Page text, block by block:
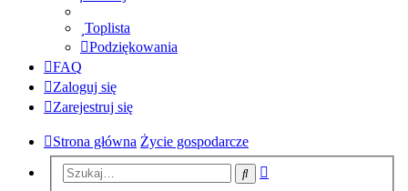
Toplista
Podziękowania
FAQ
Zaloguj się
Zarejestruj się
Strona główna Życie gospodarcze
Szukaj